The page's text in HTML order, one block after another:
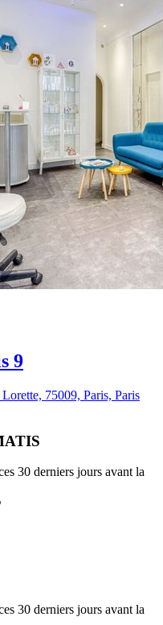
9
75009, Paris, Paris
30 derniers jours avant la
30 derniers jours avant la